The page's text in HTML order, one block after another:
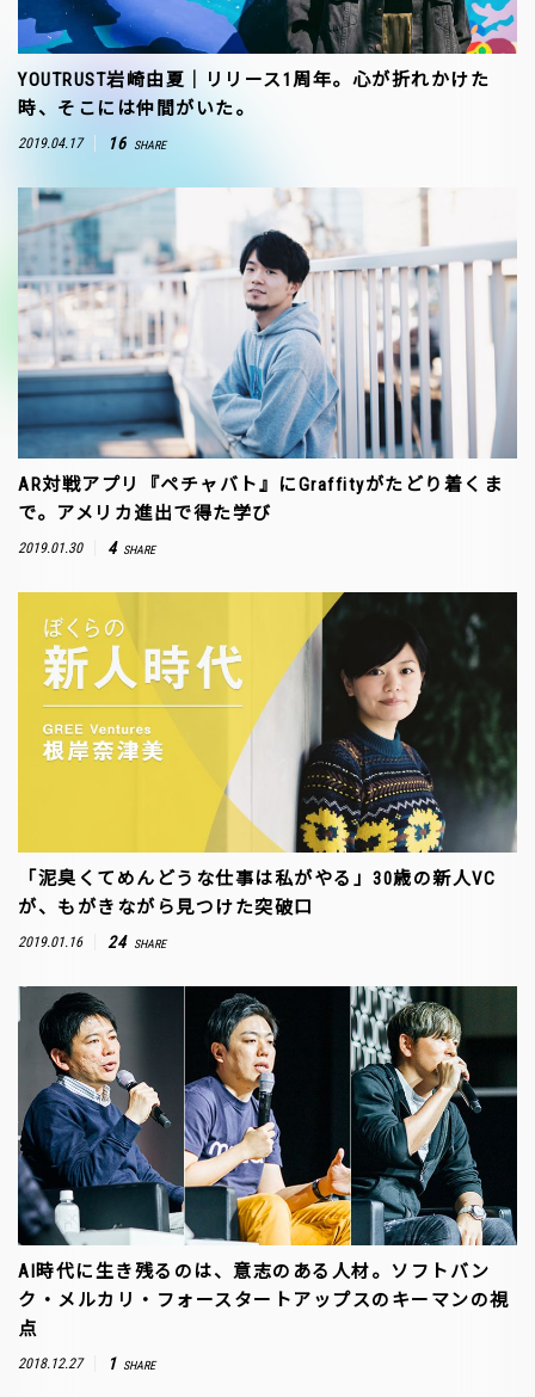
YOUTRUST岩崎由夏｜リリース1周年。心が折れかけた
時、そこには仲間がいた。
2019.04.17 16 SHARE
AR対戦アプリ『ペチャバト』にGraffityがたどり着くま
で。アメリカ進出で得た学び
2019.01.30 4 SHARE
「泥臭くてめんどうな仕事は私がやる」30歳の新人VC
が、もがきながら見つけた突破口
2019.01.16 24 SHARE
AI時代に生き残るのは、意志のある人材。ソフトバン
ク・メルカリ・フォースタートアップスのキーマンの視
点
2018.12.27 1 SHARE